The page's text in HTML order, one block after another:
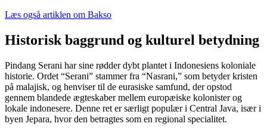
Læs også artiklen om Bakso
Historisk baggrund og kulturel betydning
Pindang Serani har sine rødder dybt plantet i Indonesiens koloniale
historie. Ordet “Serani” stammer fra “Nasrani,” som betyder kristen
på malajisk, og henviser til de eurasiske samfund, der opstod
gennem blandede ægteskaber mellem europæiske kolonister og
lokale indonesere. Denne ret er særligt populær i Central Java, især i
byen Jepara, hvor den betragtes som en regional specialitet.